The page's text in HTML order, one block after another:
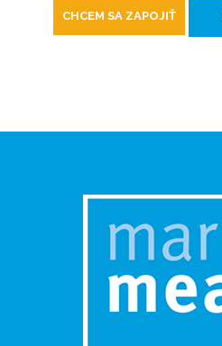
CHCEM SA ZAPOJIŤ